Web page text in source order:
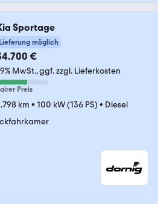
Sportage
Lieferung möglich
€
MwSt. ggf. zzgl. Lieferkosten
Preis
km • 100 kW (136 PS) • Diesel